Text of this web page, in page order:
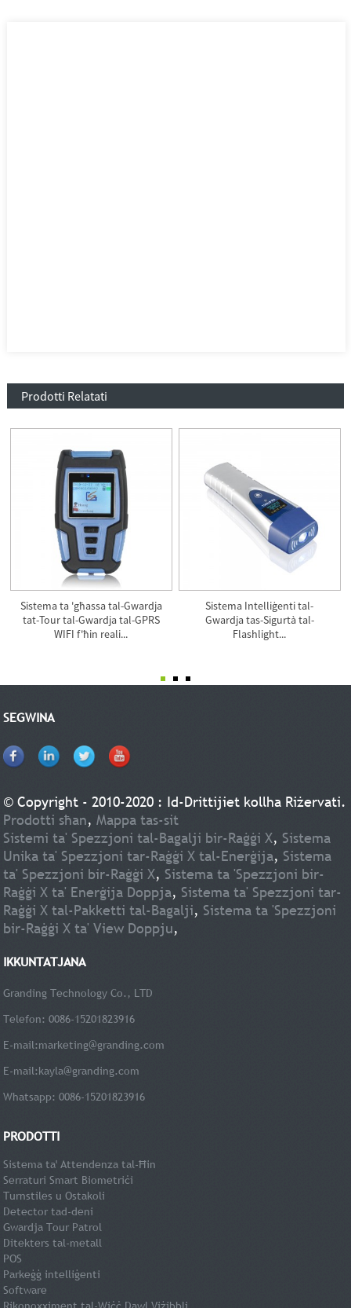
Prodotti Relatati
Sistema ta 'għassa tal-Gwardja
tat-Tour tal-Gwardja tal-GPRS
WIFI f'ħin reali...
Sistema Intelliġenti tal-
Gwardja tas-Sigurtà tal-
Flashlight...
SEGWINA
© Copyright - 2010-2020 : Id-Drittijiet kollha Riżervati.
Prodotti sħan,Mappa tas-sit
Sistemi ta' Spezzjoni tal-Bagalji bir-Raġġi X, Sistema
Unika ta' Spezzjoni tar-Raġġi X tal-Enerġija, Sistema
ta' Spezzjoni bir-Raġġi X, Sistema ta 'Spezzjoni bir-
Raġġi X ta' Enerġija Doppja, Sistema ta' Spezzjoni tar-
Raġġi X tal-Pakketti tal-Bagalji, Sistema ta 'Spezzjoni
bir-Raġġi X ta' View Doppju,
IKKUNTATJANA
Granding Technology Co., LTD
Telefon: 0086-15201823916
E-mail:marketing@granding.com
E-mail:kayla@granding.com
Whatsapp: 0086-15201823916
PRODOTTI
Sistema ta' Attendenza tal-Ħin
Serraturi Smart Biometriċi
Turnstiles u Ostakoli
Detector tad-deni
Gwardja Tour Patrol
Ditekters tal-metall
POS
Parkeġġ intelliġenti
Software